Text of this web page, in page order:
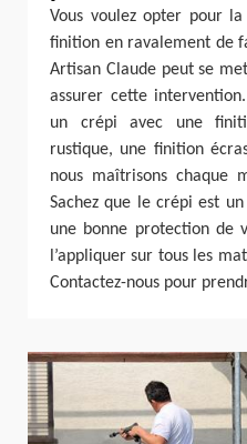
Vous voulez opter pour
finition en ravalement de
Artisan Claude peut se
assurer cette
un crépi avec une
rustique, une finition
nous maîtrisons chaque
Sachez que le crépi est
une bonne protection de
l’appliquer sur tous les
Contactez-nous pour